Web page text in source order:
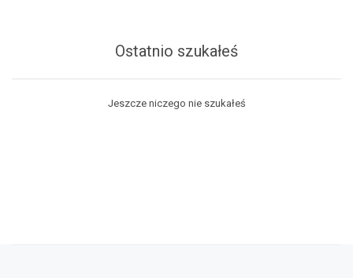
Ostatnio szukałeś
Jeszcze niczego nie szukałeś